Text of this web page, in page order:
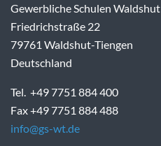
Gewerbliche Schulen Waldshut
Friedrichstraße 22
79761 Waldshut-Tiengen
Deutschland
Tel. +49 7751 884 400
Fax +49 7751 884 488
info@gs-wt.de